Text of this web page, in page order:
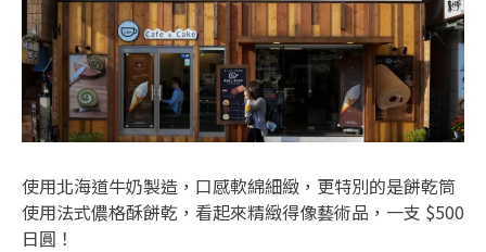
使用北海道牛奶製造，口感軟綿細緻，更特別的是餅乾筒
使用法式儂格酥餅乾，看起來精緻得像藝術品，一支 $500
日圓！